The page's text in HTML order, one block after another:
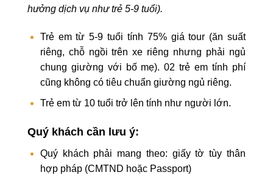
hưởng dịch vụ như trẻ 5-9 tuổi).
Trẻ em từ 5-9 tuổi tính 75% giá tour (ăn suất
riêng, chỗ ngồi trên xe riêng nhưng phải ngủ
chung giường với bố mẹ). 02 trẻ em tính phí
cũng không có tiêu chuẩn giường ngủ riêng.
Trẻ em từ 10 tuổi trở lên tính như người lớn.
Quý khách cần lưu ý:
Quý khách phải mang theo: giấy tờ tùy thân
hợp pháp (CMTND hoặc Passport)